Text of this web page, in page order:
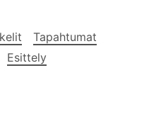
Tapahtumat
Esittely